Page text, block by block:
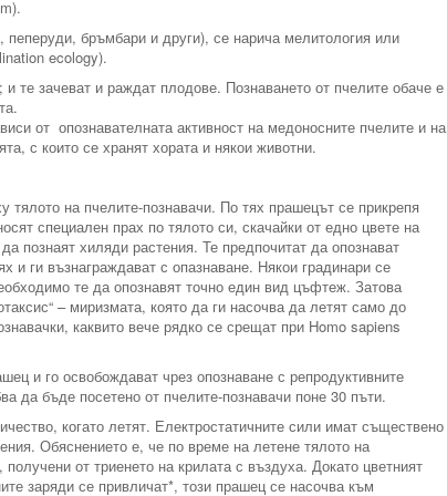
бръмбари и други), се нарича мелитология или
ecology).
те зачеват и раждат плодове. Познаването от пчелите обаче е
от опознавателната активност на медоносните пчелите и на
с които се хранят хората и някои животни.
на пчелите-познавачи. По тях прашецът се прикрепя
специален прах по тялото си, скачайки от едно цвете на
познаят хиляди растения. Те предпочитат да опознават
и ги възнаграждават с опазнаване. Някои градинари се
те да опознавят точно един вид цъфтеж. Затова
– миризмата, която да ги насочва да летят само до
каквито вече рядко се срещат при Homo sapiens
и го освобождават чрез опознаване с репродуктивните
да бъде посетено от пчелите-познавачи поне 30 пъти.
когато летят. Електростатичните сили имат съществено
Обяснението е, че по време на летене тялото на
от триенето на крилата с въздуха. Докато цветният
заряди се привличат*, този прашец се насочва към